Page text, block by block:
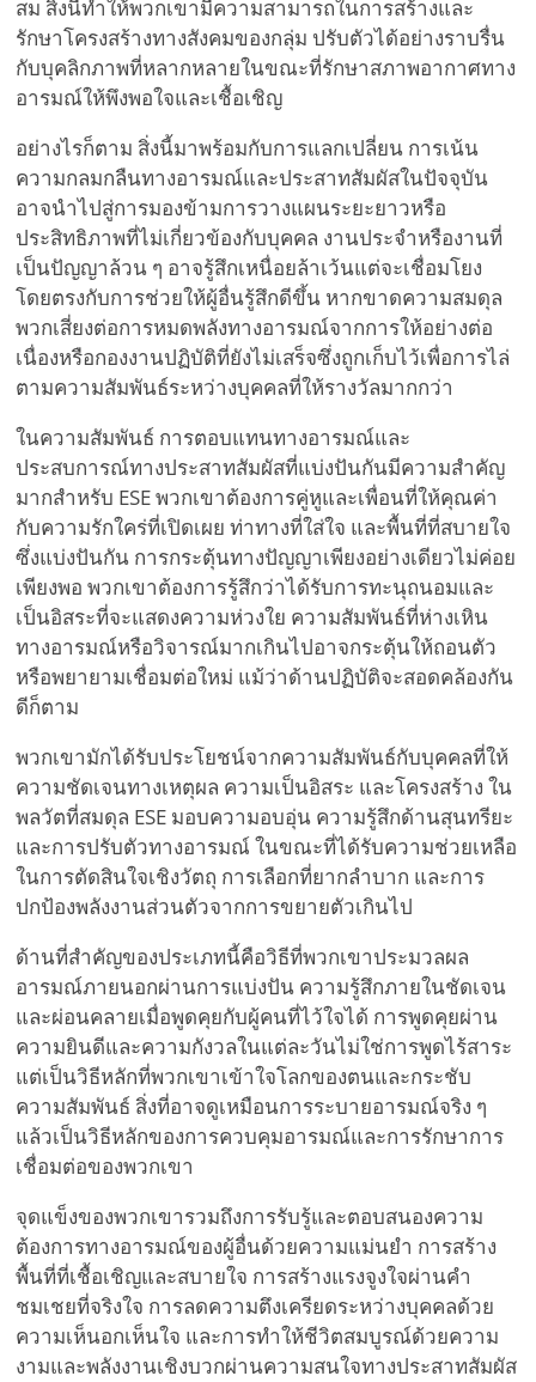
สม สิ่งนี้ทำให้พวกเขามีความสามารถในการสร้างและ
รักษาโครงสร้างทางสังคมของกลุ่ม ปรับตัวได้อย่างราบรื่น
กับบุคลิกภาพที่หลากหลายในขณะที่รักษาสภาพอากาศทาง
อารมณ์ให้พึงพอใจและเชื้อเชิญ
อย่างไรก็ตาม สิ่งนี้มาพร้อมกับการแลกเปลี่ยน การเน้น
ความกลมกลืนทางอารมณ์และประสาทสัมผัสในปัจจุบัน
อาจนำไปสู่การมองข้ามการวางแผนระยะยาวหรือ
ประสิทธิภาพที่ไม่เกี่ยวข้องกับบุคคล งานประจำหรืองานที่
เป็นปัญญาล้วน ๆ อาจรู้สึกเหนื่อยล้าเว้นแต่จะเชื่อมโยง
โดยตรงกับการช่วยให้ผู้อื่นรู้สึกดีขึ้น หากขาดความสมดุล
พวกเสี่ยงต่อการหมดพลังทางอารมณ์จากการให้อย่างต่อ
เนื่องหรือกองงานปฏิบัติที่ยังไม่เสร็จซึ่งถูกเก็บไว้เพื่อการไล่
ตามความสัมพันธ์ระหว่างบุคคลที่ให้รางวัลมากกว่า
ในความสัมพันธ์ การตอบแทนทางอารมณ์และ
ประสบการณ์ทางประสาทสัมผัสที่แบ่งปันกันมีความสำคัญ
มากสำหรับ ESE พวกเขาต้องการคู่หูและเพื่อนที่ให้คุณค่า
กับความรักใคร่ที่เปิดเผย ท่าทางที่ใส่ใจ และพื้นที่ที่สบายใจ
ซึ่งแบ่งปันกัน การกระตุ้นทางปัญญาเพียงอย่างเดียวไม่ค่อย
เพียงพอ พวกเขาต้องการรู้สึกว่าได้รับการทะนุถนอมและ
เป็นอิสระที่จะแสดงความห่วงใย ความสัมพันธ์ที่ห่างเหิน
ทางอารมณ์หรือวิจารณ์มากเกินไปอาจกระตุ้นให้ถอนตัว
หรือพยายามเชื่อมต่อใหม่ แม้ว่าด้านปฏิบัติจะสอดคล้องกัน
ดีก็ตาม
พวกเขามักได้รับประโยชน์จากความสัมพันธ์กับบุคคลที่ให้
ความชัดเจนทางเหตุผล ความเป็นอิสระ และโครงสร้าง ใน
พลวัตที่สมดุล ESE มอบความอบอุ่น ความรู้สึกด้านสุนทรียะ
และการปรับตัวทางอารมณ์ ในขณะที่ได้รับความช่วยเหลือ
ในการตัดสินใจเชิงวัตถุ การเลือกที่ยากลำบาก และการ
ปกป้องพลังงานส่วนตัวจากการขยายตัวเกินไป
ด้านที่สำคัญของประเภทนี้คือวิธีที่พวกเขาประมวลผล
อารมณ์ภายนอกผ่านการแบ่งปัน ความรู้สึกภายในชัดเจน
และผ่อนคลายเมื่อพูดคุยกับผู้คนที่ไว้ใจได้ การพูดคุยผ่าน
ความยินดีและความกังวลในแต่ละวันไม่ใช่การพูดไร้สาระ
แต่เป็นวิธีหลักที่พวกเขาเข้าใจโลกของตนและกระชับ
ความสัมพันธ์ สิ่งที่อาจดูเหมือนการระบายอารมณ์จริง ๆ
แล้วเป็นวิธีหลักของการควบคุมอารมณ์และการรักษาการ
เชื่อมต่อของพวกเขา
จุดแข็งของพวกเขารวมถึงการรับรู้และตอบสนองความ
ต้องการทางอารมณ์ของผู้อื่นด้วยความแม่นยำ การสร้าง
พื้นที่ที่เชื้อเชิญและสบายใจ การสร้างแรงจูงใจผ่านคำ
ชมเชยที่จริงใจ การลดความตึงเครียดระหว่างบุคคลด้วย
ความเห็นอกเห็นใจ และการทำให้ชีวิตสมบูรณ์ด้วยความ
งามและพลังงานเชิงบวกผ่านความสนใจทางประสาทสัมผัส